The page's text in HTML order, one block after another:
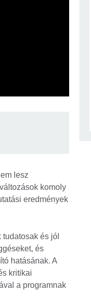
lesz
komoly
eredmények
és jól
és
hatásának. A
kritikai
a programnak